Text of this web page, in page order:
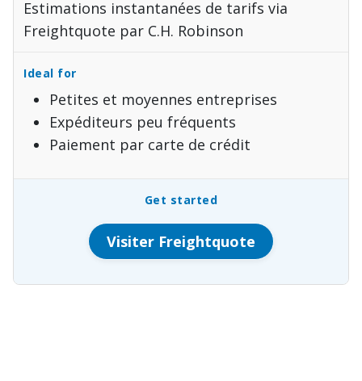
Estimations instantanées de tarifs via
Freightquote par C.H. Robinson
Petites et moyennes entreprises
Expéditeurs peu fréquents
Paiement par carte de crédit
Visiter Freightquote